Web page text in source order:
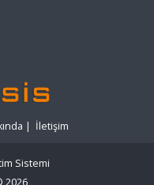
| İletişim
Sistemi
2026